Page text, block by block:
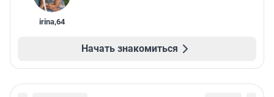
irina,64
Начать знакомиться